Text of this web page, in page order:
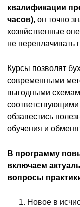
квалификации
часов), он точно
хозяйственные
не переплачивать
Курсы позволят
современными
выгодными
обзавестись
обучения и
В программу
включаем
вопросы
Новое в